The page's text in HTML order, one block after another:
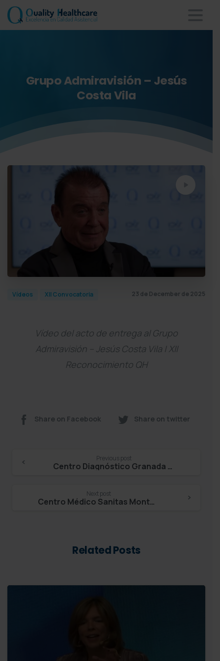
GrupoAdmiravisión – Jesús
CostaVila
Vídeos XII Convocatoria 23 de December de 2025
Vídeo del acto de entrega al Grupo
Admiravisión – Jesús Costa Vila | XII
Reconocimiento QH
Share on Facebook Share on twitter
Continue
Previous post
Centro Diagnóstico Granada – Daniel Viola Caro
Next post
Centro Médico Sanitas Montecarmelo – Alberto Duro
Related Posts